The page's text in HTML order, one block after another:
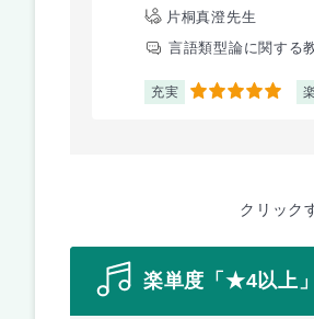
片桐真澄先生
言語類型論に関する
充実 5
クリック
楽単度「★4以上